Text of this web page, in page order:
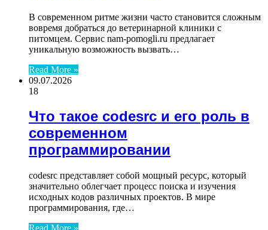
В современном ритме жизни часто становится сложным
вовремя добраться до ветеринарной клиники с
питомцем. Сервис nam-pomogli.ru предлагает
уникальную возможность вызвать…
Read More »
09.07.2026
18
Что такое codesrc и его роль в
современном
программировании
codesrc представляет собой мощный ресурс, который
значительно облегчает процесс поиска и изучения
исходных кодов различных проектов. В мире
программирования, где…